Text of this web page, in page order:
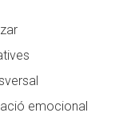
emocional